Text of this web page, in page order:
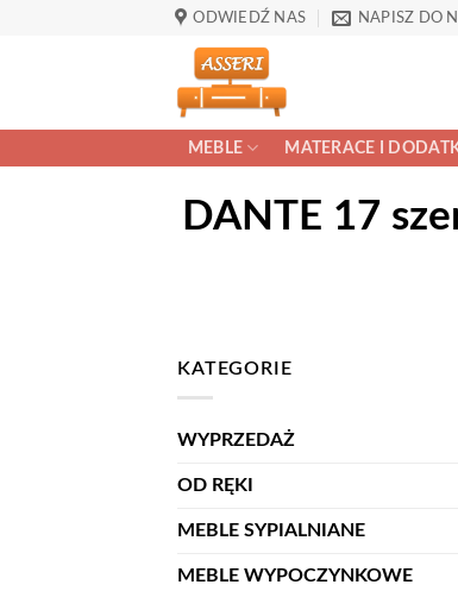
ODWIEDŹ NAS NAPISZ DO
MEBLE MATERACE I
DANTE 17
KATEGORIE
WYPRZEDAŻ
OD RĘKI
MEBLE SYPIALNIANE
MEBLE WYPOCZYNKOWE